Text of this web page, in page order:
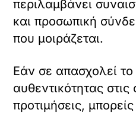
περιλαμβάνει
και προσωπική
που μοιράζεται.
Εάν σε απασχολεί
αυθεντικότητας
προτιμήσεις,